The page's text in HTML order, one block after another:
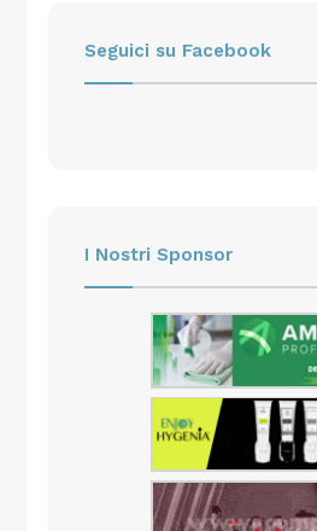
Seguici su Facebook
I Nostri Sponsor